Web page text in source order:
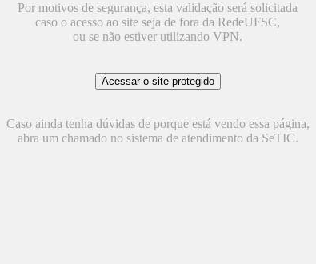
Por motivos de segurança, esta validação será solicitada
caso o acesso ao site seja de fora da RedeUFSC,
ou se não estiver utilizando VPN.
Caso ainda tenha dúvidas de porque está vendo essa página,
abra um chamado no sistema de atendimento da SeTIC.